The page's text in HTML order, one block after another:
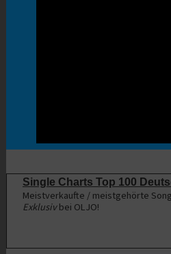
Single Charts Top 100
Meistverkaufte / meistgehörte
Exklusivbei OLJO!